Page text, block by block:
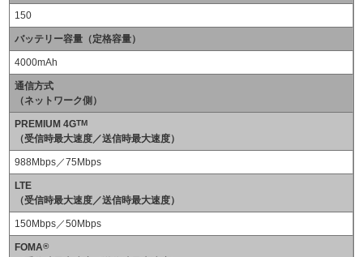
150
バッテリー容量（定格容量）
4000mAh
通信方式
（ネットワーク側）
PREMIUM 4GTM
（受信時最大速度／送信時最大速度）
988Mbps／75Mbps
LTE
（受信時最大速度／送信時最大速度）
150Mbps／50Mbps
FOMA®